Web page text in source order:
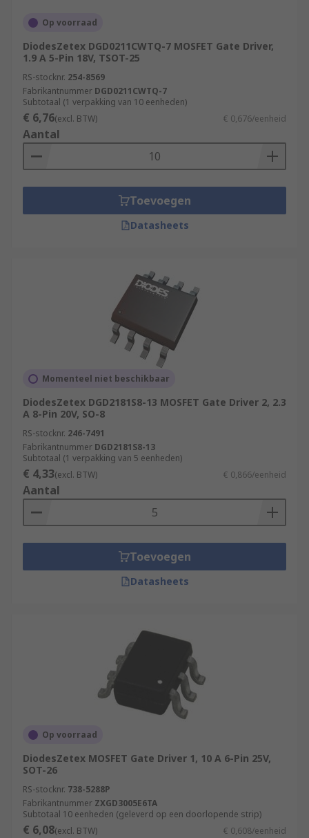
Op voorraad
DiodesZetex DGD0211CWTQ-7 MOSFET Gate Driver,
1.9 A 5-Pin 18V, TSOT-25
RS-stocknr. 254-8569
Fabrikantnummer DGD0211CWTQ-7
Subtotaal (1 verpakking van 10 eenheden)
€ 6,76(excl. BTW) € 0,676/eenheid
Aantal
Toevoegen
Datasheets
Momenteel niet beschikbaar
DiodesZetex DGD2181S8-13 MOSFET Gate Driver 2, 2.3
A 8-Pin 20V, SO-8
RS-stocknr. 246-7491
Fabrikantnummer DGD2181S8-13
Subtotaal (1 verpakking van 5 eenheden)
€ 4,33(excl. BTW) € 0,866/eenheid
Aantal
Toevoegen
Datasheets
Op voorraad
DiodesZetex MOSFET Gate Driver 1, 10 A 6-Pin 25V,
SOT-26
RS-stocknr. 738-5288P
Fabrikantnummer ZXGD3005E6TA
Subtotaal 10 eenheden (geleverd op een doorlopende strip)
€ 6,08(excl. BTW) € 0,608/eenheid